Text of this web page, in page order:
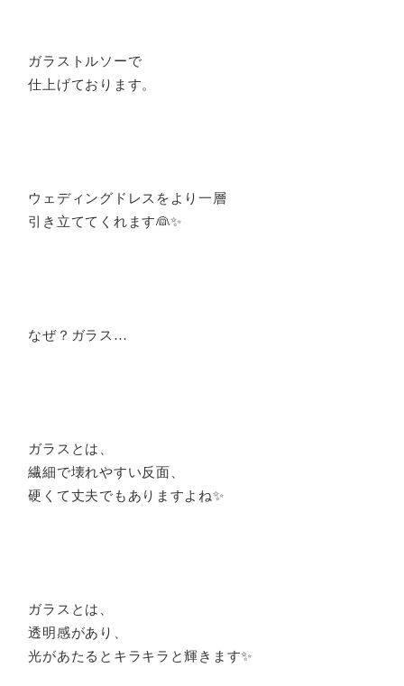
ガラストルソーで
仕上げております。
ウェディングドレスをより一層
引き立ててくれます👰✨
なぜ？ガラス…
ガラスとは、
繊細で壊れやすい反面、
硬くて丈夫でもありますよね✨
ガラスとは、
透明感があり、
光があたるとキラキラと輝きます✨